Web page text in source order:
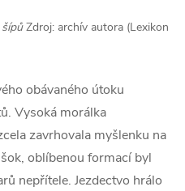
Zdroj: archív autora (Lexikon
obávaného útoku
Vysoká morálka
zavrhovala myšlenku na
oblíbenou formací byl
nepřítele. Jezdectvo hrálo